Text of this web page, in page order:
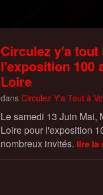
Circulez y'a
l'exposition 100
Loire
dans Circulez Y'a Tout à
Le samedi 13 Juin Mai,
Loire pour l'exposition
nombreux invités. lire la